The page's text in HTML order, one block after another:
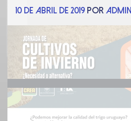
10 de abril de 2019 por admin